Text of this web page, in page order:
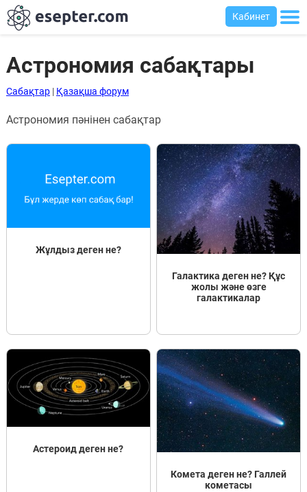
Сабақтар
Хабарландыру
тақтасы
Қазақша-
Тіркелу
Кабинет
Астрономия сабақтары
Сабақтар| Қазақша форум
Астрономия пәнінен сабақтар
Жұлдыз деген не?
Галактика деген не? Құс
жолы және өзге
галактикалар
Астероид деген не?
Комета деген не? Галлей
кометасы